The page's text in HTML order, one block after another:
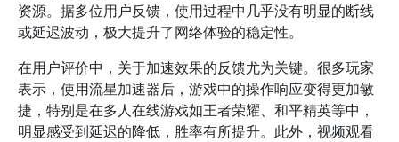
资源。据多位用户反馈，使用过程中几乎没有明显的断线
或延迟波动，极大提升了网络体验的稳定性。
在用户评价中，关于加速效果的反馈尤为关键。很多玩家
表示，使用流星加速器后，游戏中的操作响应变得更加敏
捷，特别是在多人在线游戏如王者荣耀、和平精英等中，
明显感受到延迟的降低，胜率有所提升。此外，视频观看